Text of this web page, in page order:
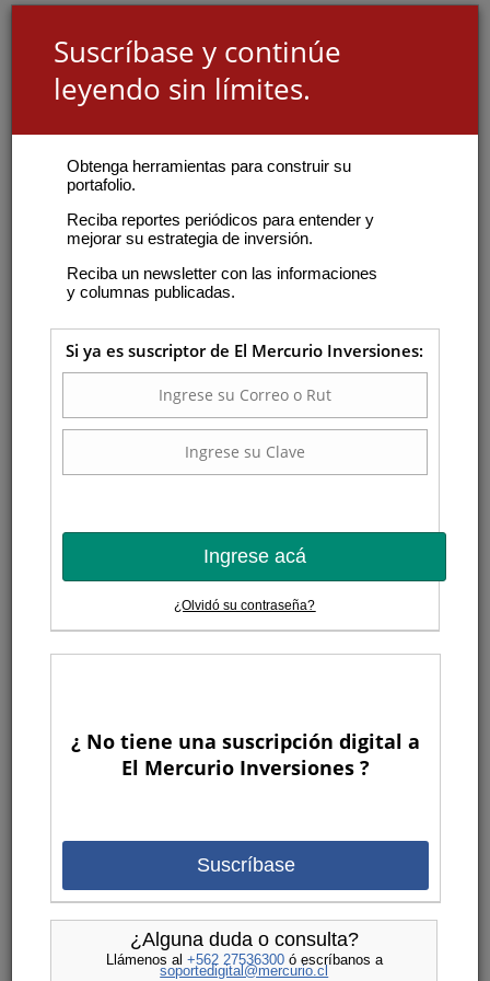
Suscríbase y continúe
leyendo sin límites.
Obtenga herramientas para construir su
portafolio.
Reciba reportes periódicos para entender y
mejorar su estrategia de inversión.
Reciba un newsletter con las informaciones
y columnas publicadas.
Si ya es suscriptor de El Mercurio Inversiones:
Ingrese acá
¿Olvidó su contraseña?
¿ No tiene una suscripción digital a
El Mercurio Inversiones ?
Suscríbase
¿Alguna duda o consulta?
Llámenos al +562 27536300ó escríbanos a
soportedigital@mercurio.cl